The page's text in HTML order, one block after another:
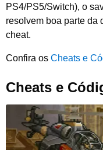
PS4/PS5/Switch), o
resolvem boa parte da
cheat.
Confira os Cheats e
Cheats e